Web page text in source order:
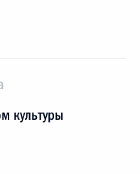
культуры